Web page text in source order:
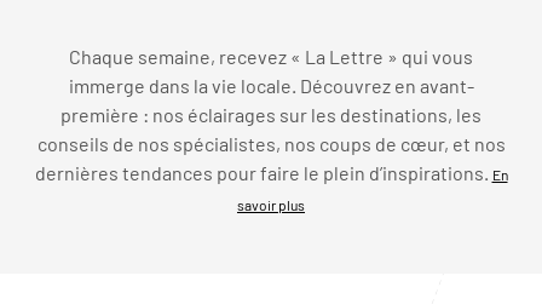
Chaque semaine, recevez « La Lettre » qui vous
immerge dans la vie locale. Découvrez en avant-
première : nos éclairages sur les destinations, les
conseils de nos spécialistes, nos coups de cœur, et nos
dernières tendances pour faire le plein d’inspirations. En
savoir plus